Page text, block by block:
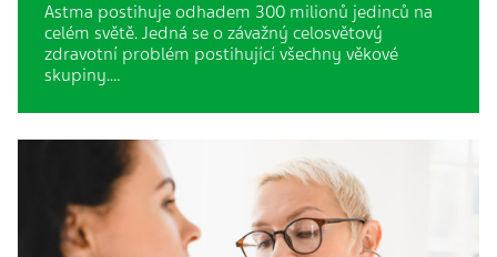
Astma postihuje odhadem 300 milionů jedinců na
celém světě. Jedná se o závažný celosvětový
zdravotní problém postihující všechny věkové
skupiny.…